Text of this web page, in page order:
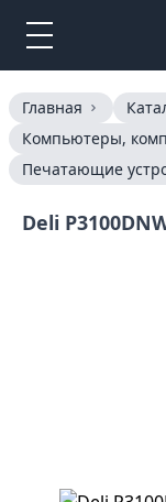
Главная
Компьютеры,
Печатающие
Deli